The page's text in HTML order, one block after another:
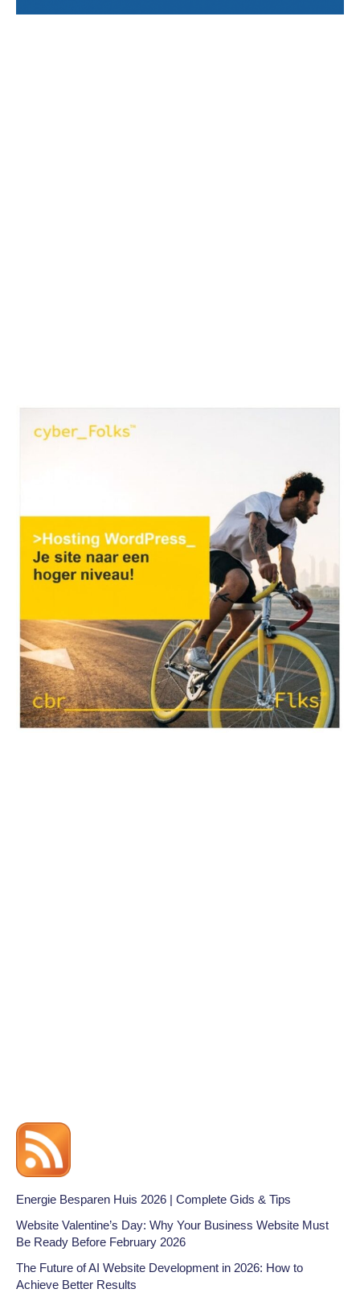
Energie Besparen Huis 2026 | Complete Gids & Tips
Website Valentine’s Day: Why Your Business Website Must
Be Ready Before February 2026
The Future of AI Website Development in 2026: How to
Achieve Better Results